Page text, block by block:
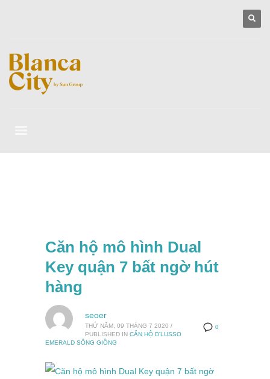
Căn hộ mô hình Dual
Key quận 7 bất ngờ hút
hàng
0
seoer
THỨ NĂM, 09 THÁNG 7 2020 /
PUBLISHED IN CĂN HỘ D'LUSSO
EMERALD SÔNG GIỒNG